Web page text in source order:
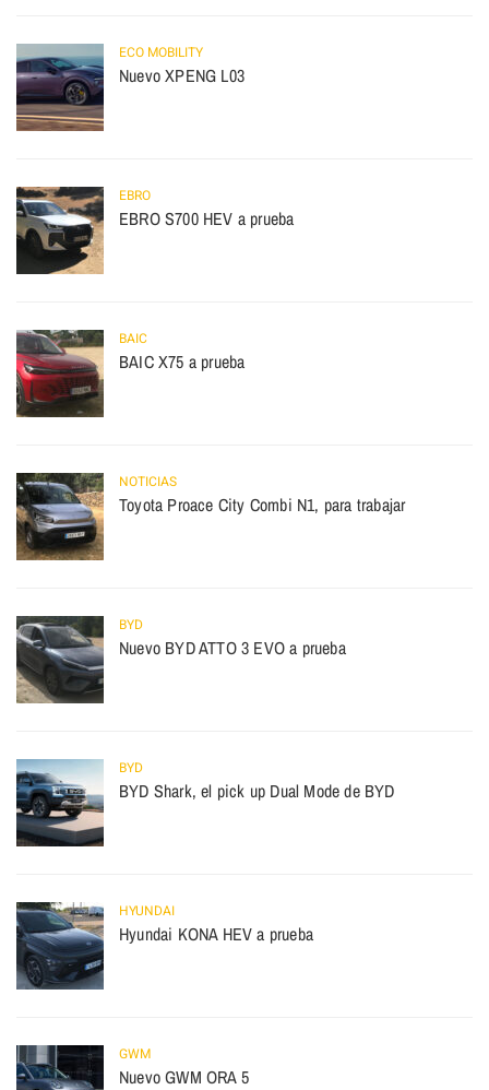
ECO MOBILITY
Nuevo XPENG L03
EBRO
EBRO S700 HEV a prueba
BAIC
BAIC X75 a prueba
NOTICIAS
Toyota Proace City Combi N1, para trabajar
BYD
Nuevo BYD ATTO 3 EVO a prueba
BYD
BYD Shark, el pick up Dual Mode de BYD
HYUNDAI
Hyundai KONA HEV a prueba
GWM
Nuevo GWM ORA 5